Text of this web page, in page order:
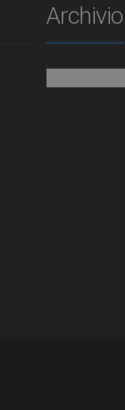
Archivio